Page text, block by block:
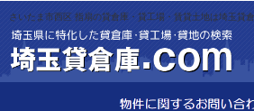
さいたま市西区 指扇の貸倉庫・貸工場・賃貸土地は埼玉貸倉